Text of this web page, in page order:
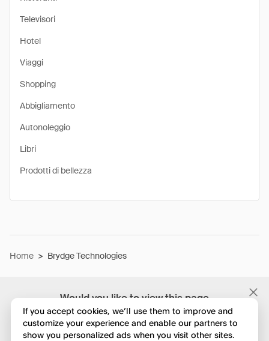
Would you like to view this page
in English?
Televisori
Hotel
Viaggi
Shopping
Abbigliamento
Autonoleggio
Libri
Prodotti di bellezza
Home > Brydge Technologies
If you accept cookies, we’ll use them to improve and
customize your experience and enable our partners to
show you personalized ads when you visit other sites.